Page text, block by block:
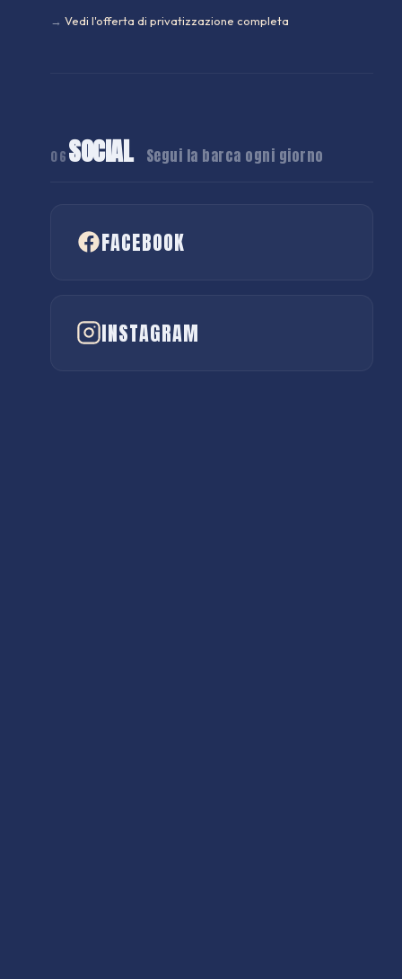
→ Vedi l'offerta di privatizzazione completa
06SOCIAL Segui la barca ogni giorno
FACEBOOK
INSTAGRAM